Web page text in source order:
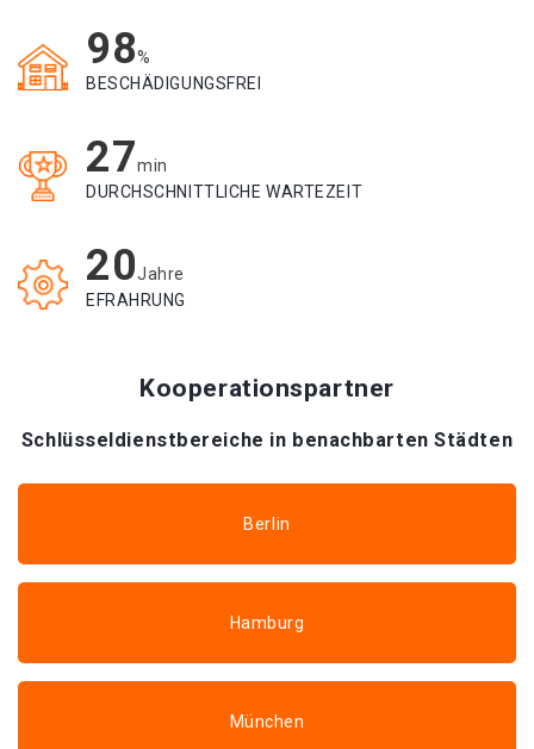
98%
BESCHÄDIGUNGSFREI
27min
DURCHSCHNITTLICHE WARTEZEIT
20Jahre
EFRAHRUNG
Kooperationspartner
Schlüsseldienstbereiche in benachbarten Städten
Berlin
Hamburg
München